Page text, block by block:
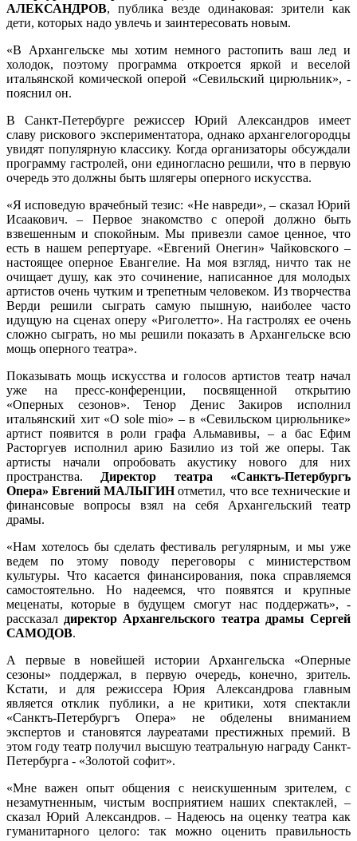
АЛЕКСАНДРОВ, публика везде одинаковая: зрители как
дети, которых надо увлечь и заинтересовать новым.
«В Архангельске мы хотим немного растопить ваш лед и
холодок, поэтому программа откроется яркой и веселой
итальянской комической оперой «Севильский цирюльник», -
пояснил он.
В Санкт-Петербурге режиссер Юрий Александров имеет
славу рискового экспериментатора, однако архангелогородцы
увидят популярную классику. Когда организаторы обсуждали
программу гастролей, они единогласно решили, что в первую
очередь это должны быть шлягеры оперного искусства.
«Я исповедую врачебный тезис: «Не навреди», – сказал Юрий
Исаакович. – Первое знакомство с оперой должно быть
взвешенным и спокойным. Мы привезли самое ценное, что
есть в нашем репертуаре. «Евгений Онегин» Чайковского –
настоящее оперное Евангелие. На моя взгляд, ничто так не
очищает душу, как это сочинение, написанное для молодых
артистов очень чутким и трепетным человеком. Из творчества
Верди решили сыграть самую пышную, наиболее часто
идущую на сценах оперу «Риголетто». На гастролях ее очень
сложно сыграть, но мы решили показать в Архангельске всю
мощь оперного театра».
Показывать мощь искусства и голосов артистов театр начал
уже на пресс-конференции, посвященной открытию
«Оперных сезонов». Тенор Денис Закиров исполнил
итальянский хит «O sole mio» – в «Севильском цирюльнике»
артист появится в роли графа Альмавивы, – а бас Ефим
Расторгуев исполнил арию Базилио из той же оперы. Так
артисты начали опробовать акустику нового для них
пространства. Директор театра «Санктъ-Петербургъ
Опера» Евгений МАЛЫГИНотметил, что все технические и
финансовые вопросы взял на себя Архангельский театр
драмы.
«Нам хотелось бы сделать фестиваль регулярным, и мы уже
ведем по этому поводу переговоры с министерством
культуры. Что касается финансирования, пока справляемся
самостоятельно. Но надеемся, что появятся и крупные
меценаты, которые в будущем смогут нас поддержать», -
рассказал директор Архангельского театра драмы Сергей
САМОДОВ.
А первые в новейшей истории Архангельска «Оперные
сезоны» поддержал, в первую очередь, конечно, зритель.
Кстати, и для режиссера Юрия Александрова главным
является отклик публики, а не критики, хотя спектакли
«Санктъ-Петербургъ Опера» не обделены вниманием
экспертов и становятся лауреатами престижных премий. В
этом году театр получил высшую театральную награду Санкт-
Петербурга - «Золотой софит».
«Мне важен опыт общения с неискушенным зрителем, с
незамутненным, чистым восприятием наших спектаклей, –
сказал Юрий Александров. – Надеюсь на оценку театра как
гуманитарного целого: так можно оценить правильность